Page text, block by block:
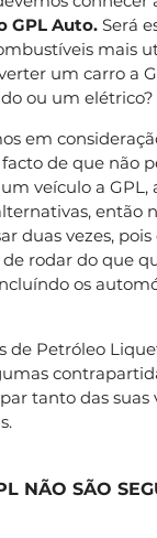
GPL Auto. Será
mais
um carro a
ou um elétrico?
em
facto de que não
veículo a GPL,
então
duas vezes, pois
de rodar do que
os
de Petróleo
tanto das suas
NÃO SÃO